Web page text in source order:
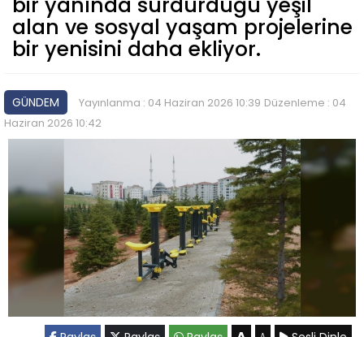
alan ve sosyal yaşam projelerine
bir yenisini daha ekliyor.
GÜNDEM Yayınlanma : 04 Haziran 2026 10:39 Düzenleme : 04
Haziran 2026 10:42